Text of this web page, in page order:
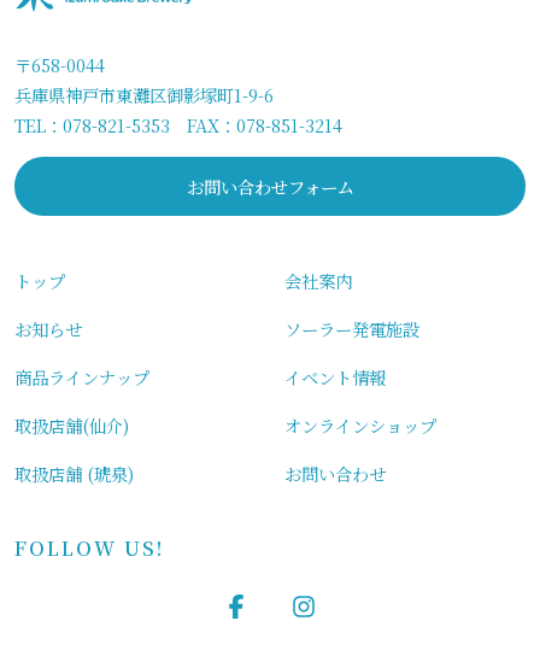
〒658-0044
兵庫県神戸市東灘区御影塚町1-9-6
TEL： 078-821-5353 FAX：078-851-3214
お問い合わせフォーム
トップ
お知らせ
商品ラインナップ
取扱店舗(仙介)
取扱店舗 (琥泉)
会社案内
ソーラー発電施設
イベント情報
オンラインショップ
お問い合わせ
FOLLOW US!